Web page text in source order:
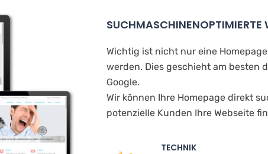
SUCHMASCHINENOPTIMIERTE
Wichtig ist nicht nur eine
werden. Dies geschieht am besten
Google.
Wir können Ihre Homepage direkt
potenzielle Kunden Ihre Webseite
TECHNIK